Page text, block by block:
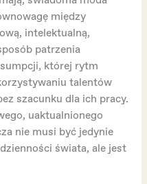
między
intelektualną,
patrzenia
której rytm
talentów
szacunku dla ich pracy.
uaktualnionego
nie musi być jedynie
świata, ale jest